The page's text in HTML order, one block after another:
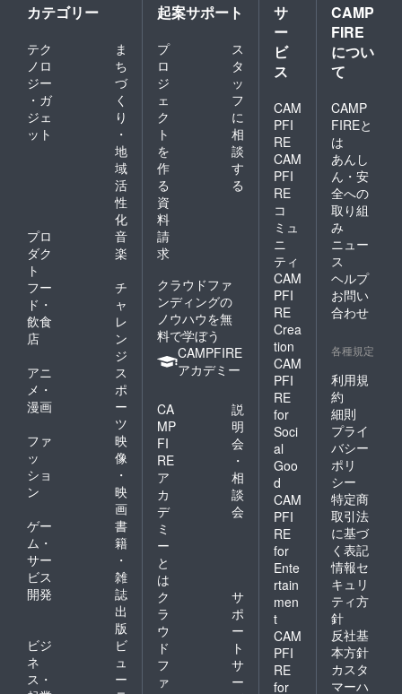
カテゴリー
テク
ノロ
ジー
・ガ
ジェ
ット
ま
ち
づ
く
り
・
地
域
活
性
化
プロ
ダク
ト
音
楽
フー
ド・
飲食
店
チ
ャ
レ
ン
ジ
アニ
メ・
漫画
ス
ポ
ー
ツ
ファ
ッ
ショ
ン
映
像
・
映
画
ゲー
ム・
サー
ビス
開発
書
籍
・
雑
誌
出
版
ビジ
ネ
ス・
ビ
ュ
ー
起案サポート
プ
ロ
ジ
ェ
ク
ト
を
作
る
ス
タ
ッ
フ
に
相
談
す
る
資
料
請
求
クラウドファ
ンディングの
ノウハウを無
料で学ぼう
CAMPFIRE
アカデミー
CA
MP
FI
RE
ア
カ
デ
ミ
ー
と
は
説
明
会
・
相
談
会
ク
ラ
ウ
ド
フ
ァ
サ
ポ
ー
ト
サ
ー
サ
ー
ビ
ス
CAM
PFI
RE
CAM
PFI
RE
コ
ミュ
ニ
ティ
CAM
PFI
RE
Crea
tion
CAM
PFI
RE
for
Soci
al
Goo
d
CAM
PFI
RE
for
Ente
rtain
men
t
CAM
PFI
RE
for
CAMP
FIRE
につい
て
CAMP
FIREと
は
あんし
ん・安
全への
取り組
み
ニュー
ス
ヘルプ
お問い
合わせ
各種規定
利用規
約
細則
プライ
バシー
ポリ
シー
特定商
取引法
に基づ
く表記
情報セ
キュリ
ティ方
針
反社基
本方針
カスタ
マーハ